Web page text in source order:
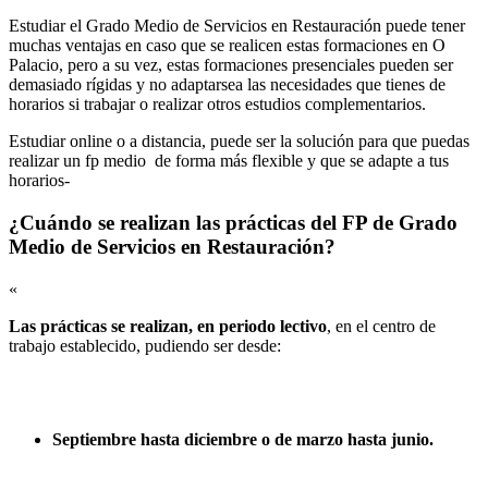
Estudiar el Grado Medio de Servicios en Restauración puede tener
muchas ventajas en caso que se realicen estas formaciones en O
Palacio, pero a su vez, estas formaciones presenciales pueden ser
demasiado rígidas y no adaptarsea las necesidades que tienes de
horarios si trabajar o realizar otros estudios complementarios.
Estudiar online o a distancia, puede ser la solución para que puedas
realizar un fp medio de forma más flexible y que se adapte a tus
horarios-
¿Cuándo se realizan las prácticas del FP de Grado
Medio de Servicios en Restauración?
«
Las prácticas se realizan, en periodo lectivo, en el centro de
trabajo establecido, pudiendo ser desde:
Septiembre hasta diciembre o de marzo hasta junio.